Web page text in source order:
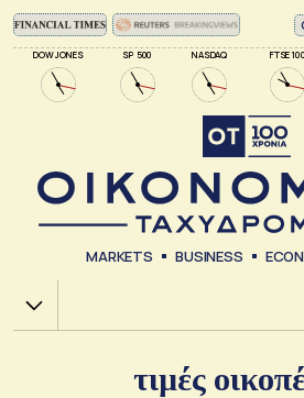
DOW JONES SP 500 NASDAQ FTSE 100
MARKETS BUSINESS
Χ.Α.
τιμές